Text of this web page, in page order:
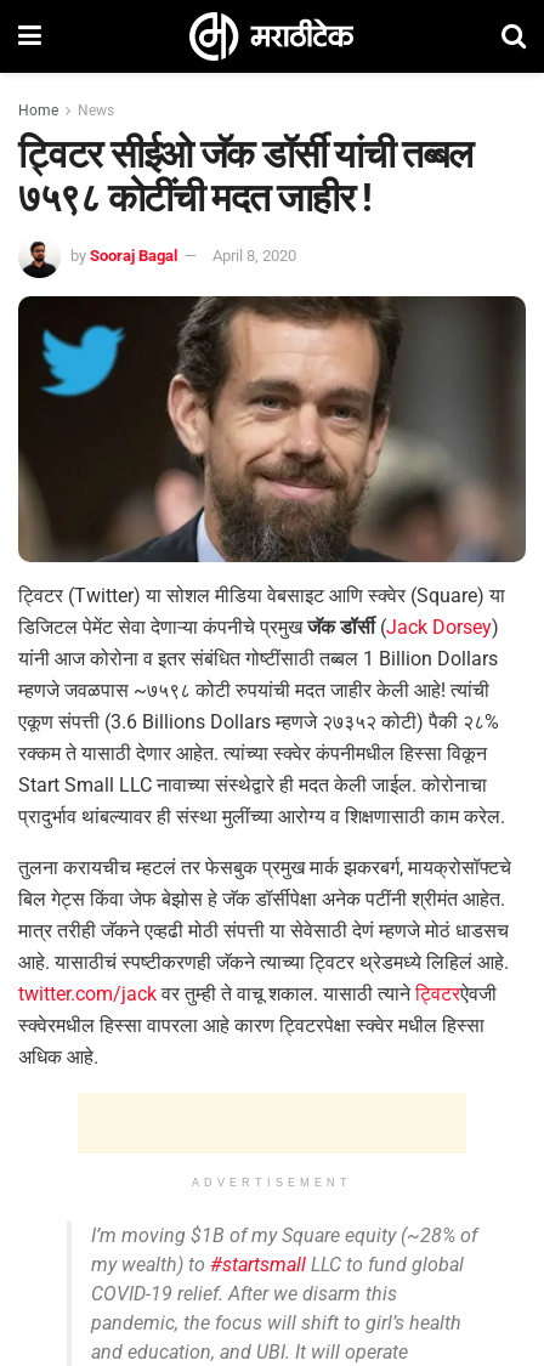
Home News
ट्विटर सीईओ जॅक डॉर्सी यांची तब्बल
७५९८ कोटींची मदत जाहीर !
by Sooraj Bagal April 8, 2020
ट्विटर (Twitter) या सोशल मीडिया वेबसाइट आणि स्क्वेर (Square) या
डिजिटल पेमेंट सेवा देणाऱ्या कंपनीचे प्रमुखजॅक डॉर्सी (Jack Dorsey)
यांनी आज कोरोना व इतर संबंधित गोष्टींसाठी तब्बल 1 Billion Dollars
म्हणजे जवळपास ~७५९८ कोटी रुपयांची मदत जाहीर केली आहे! त्यांची
एकूण संपत्ती (3.6 Billions Dollars म्हणजे २७३५२ कोटी) पैकी २८%
रक्कम ते यासाठी देणार आहेत. त्यांच्या स्क्वेर कंपनीमधील हिस्सा विकून
Start Small LLC नावाच्या संस्थेद्वारे ही मदत केली जाईल. कोरोनाचा
प्रादुर्भाव थांबल्यावर ही संस्था मुलींच्या आरोग्य व शिक्षणासाठी काम करेल.
तुलना करायचीच म्हटलं तर फेसबुक प्रमुख मार्क झकरबर्ग, मायक्रोसॉफ्टचे
बिल गेट्स किंवा जेफ बेझोस हे जॅक डॉर्सीपेक्षा अनेक पटींनी श्रीमंत आहेत.
मात्र तरीही जॅकने एव्हढी मोठी संपत्ती या सेवेसाठी देणं म्हणजे मोठं धाडसच
आहे. यासाठीचं स्पष्टीकरणही जॅकने त्याच्या ट्विटर थ्रेडमध्ये लिहिलं आहे.
twitter.com/jackवर तुम्ही ते वाचू शकाल. यासाठी त्यानेट्विटरऐवजी
स्क्वेरमधील हिस्सा वापरला आहे कारण ट्विटरपेक्षा स्क्वेर मधील हिस्सा
अधिक आहे.
ADVERTISEMENT
I’m moving $1B of my Square equity (~28% of
my wealth) to #startsmall LLC to fund global
COVID-19 relief. After we disarm this
pandemic, the focus will shift to girl’s health
and education, and UBI. It will operate